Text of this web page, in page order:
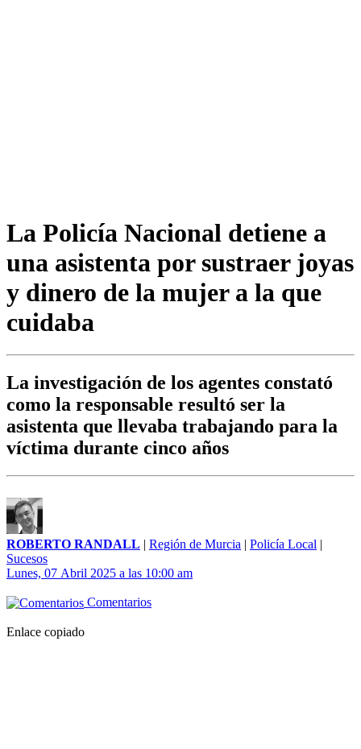
La Policía Nacional detiene a
una asistenta por sustraer joyas
y dinero de la mujer a la que
cuidaba
La investigación de los agentes constató
como la responsable resultó ser la
asistenta que llevaba trabajando para la
víctima durante cinco años
ROBERTO RANDALL | Región de Murcia | Policía Local |
Sucesos
Lunes, 07 Abril 2025 a las 10:00 am
Comentarios
Enlace copiado